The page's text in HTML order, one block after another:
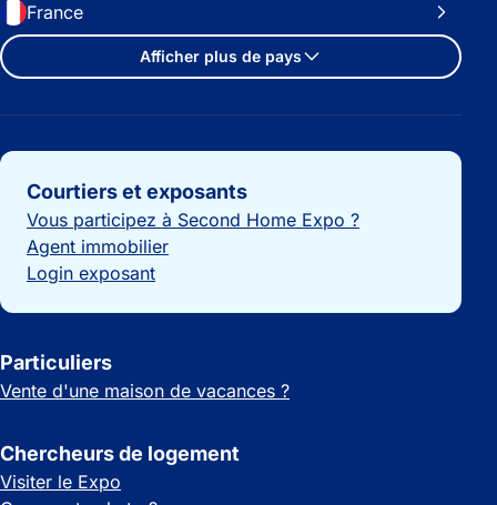
France
Afficher plus de pays
Liens importants
Courtiers et exposants
Vous participez à Second Home Expo ?
Agent immobilier
Login exposant
Particuliers
Vente d'une maison de vacances ?
Chercheurs de logement
Visiter le Expo